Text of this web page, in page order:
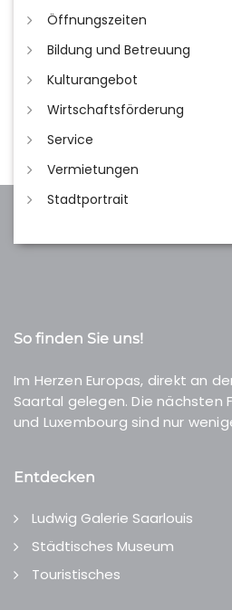
Öffnungszeiten
Bildung und Betreuung
Kulturangebot
Wirtschaftsförderung
Service
Vermietungen
Stadtportrait
So finden Sie uns!
Im Herzen Europas, direkt an
Saartal gelegen. Die nächsten
und Luxembourg sind nur
Entdecken
Ludwig Galerie Saarlouis
Städtisches Museum
Touristisches